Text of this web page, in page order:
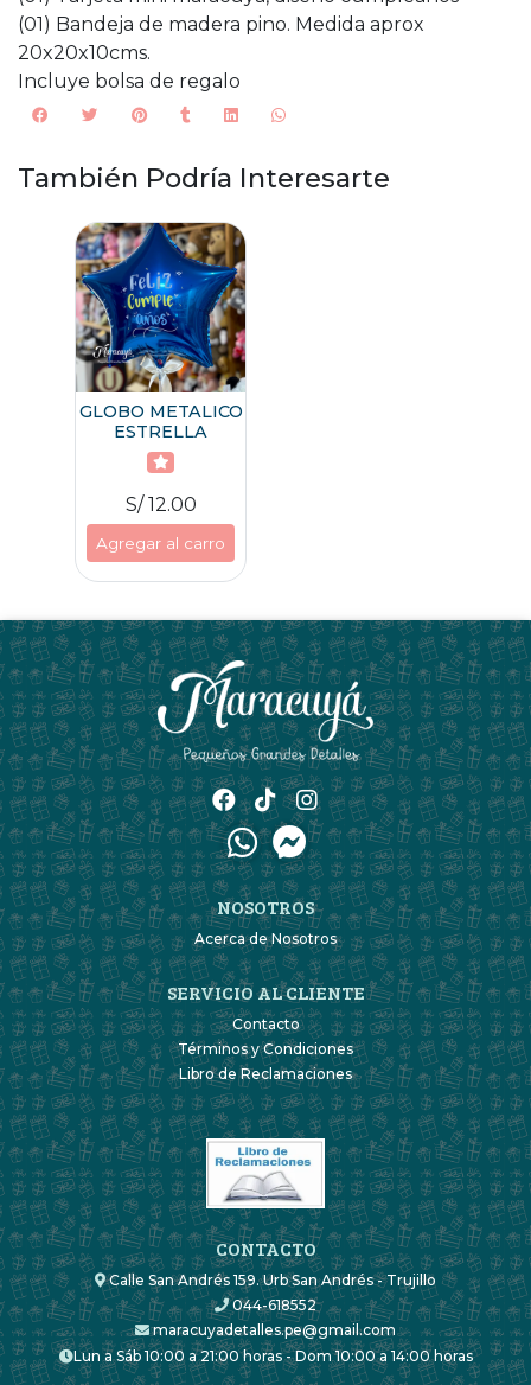
(01) Bandeja de madera pino. Medida aprox
20x20x10cms.
Incluye bolsa de regalo
También Podría Interesarte
GLOBO METALICO
ESTRELLA
S/ 12.00
Agregar al carro
NOSOTROS
Acerca de Nosotros
SERVICIO AL CLIENTE
Contacto
Términos y Condiciones
Libro de Reclamaciones
CONTACTO
Calle San Andrés 159. Urb San Andrés - Trujillo
044-618552
maracuyadetalles.pe@gmail.com
Lun a Sáb 10:00 a 21:00 horas - Dom 10:00 a 14:00 horas